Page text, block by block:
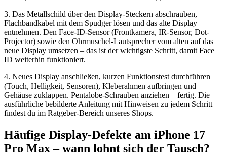
3. Das Metallschild über den Display-Steckern abschrauben,
Flachbandkabel mit dem Spudger lösen und das alte Display
entnehmen. Den Face-ID-Sensor (Frontkamera, IR-Sensor, Dot-
Projector) sowie den Ohrmuschel-Lautsprecher vom alten auf das
neue Display umsetzen – das ist der wichtigste Schritt, damit Face
ID weiterhin funktioniert.
4. Neues Display anschließen, kurzen Funktionstest durchführen
(Touch, Helligkeit, Sensoren), Kleberahmen aufbringen und
Gehäuse zuklappen. Pentalobe-Schrauben anziehen – fertig. Die
ausführliche bebilderte Anleitung mit Hinweisen zu jedem Schritt
findest du im Ratgeber-Bereich unseres Shops.
Häufige Display-Defekte am iPhone 17
Pro Max – wann lohnt sich der Tausch?